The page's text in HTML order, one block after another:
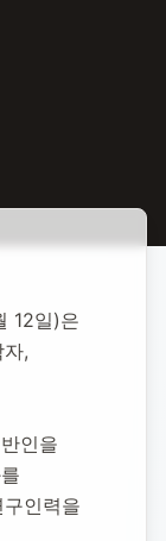
12일)은
,
인을
인력을